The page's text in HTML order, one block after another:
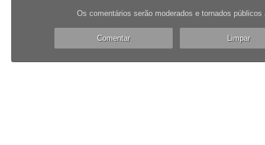
Os comentários serão moderados e tornados públicos